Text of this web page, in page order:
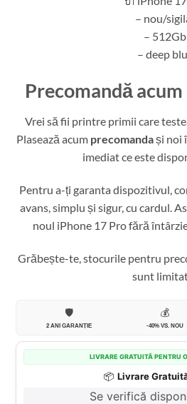
– nou/
– 512Gb
– deep
Precomandă
Vrei să fii printre primii care
Plasează acum precomandași noi
imediat ce este
Pentru a-ți garanta dispozitivul,
avans, simplu și sigur, cu cardul.
noul iPhone 17 Pro fără
Grăbește-te, stocurile pentru
sunt
🛡️
2 ANI GARANȚIE
💰
-40% VS. NOU
LIVRARE GRATUITĂ PENTRU
📦 Livrare
Se verifică